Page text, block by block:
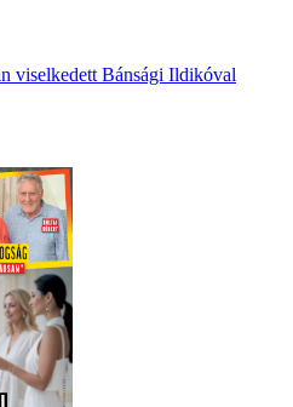
viselkedett Bánsági Ildikóval